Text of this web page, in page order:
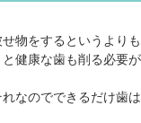
物をするというより
健康な歯も削る必要が
なのでできるだけ歯